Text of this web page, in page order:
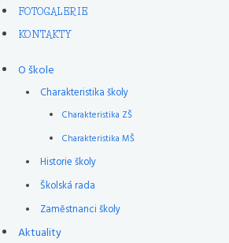
FOTOGALERIE
KONTAKTY
O škole
Charakteristika školy
Charakteristika ZŠ
Charakteristika MŠ
Historie školy
Školská rada
Zaměstnanci školy
Aktuality